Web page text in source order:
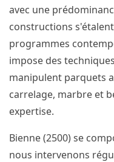
avec une
constructions
programmes
impose des
manipulent parquets
carrelage, marbre et
expertise.
Bienne (2500) se
nous intervenons